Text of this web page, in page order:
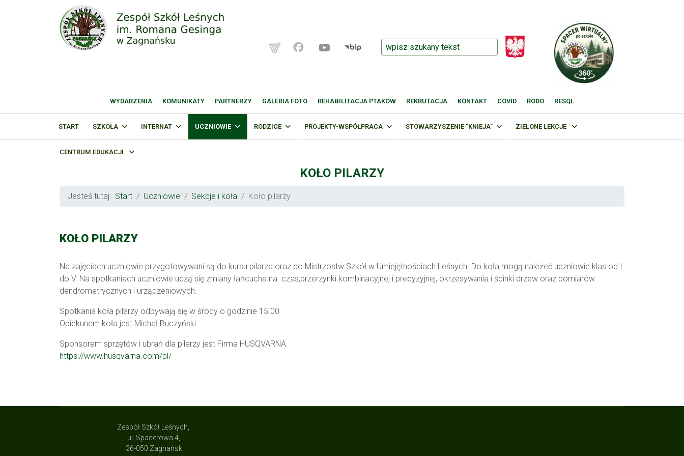
WYDARZENIA KOMUNIKATY PARTNERZY GALERIA FOTO REHABILITACJA PTAKÓW REKRUTACJA KONTAKT COVID RODO RESQL
START SZKOŁA INTERNAT UCZNIOWIE RODZICE PROJEKTY-WSPÓŁPRACA STOWARZYSZENIE "KNIEJA" ZIELONE LEKCJE
CENTRUM EDUKACJI
KOŁO PILARZY
Jesteś tutaj: Start Uczniowie Sekcje i koła Koło pilarzy
KOŁO PILARZY
Na zajęciach uczniowie przygotowywani są do kursu pilarza oraz do Mistrzostw Szkół w Umiejętnościach Leśnych. Do koła mogą należeć uczniowie klas od I
do V. Na spotkaniach uczniowie uczą się zmiany łańcucha na czas,przerzynki kombinacyjnej i precyzyjnej, okrzesywania i ścinki drzew oraz pomiarów
dendrometrycznych i urządzeniowych.
Spotkania koła pilarzy odbywają się w środy o godzinie 15.00
Opiekunem koła jest Michał Buczyński
Sponsorem sprzętów i ubrań dla pilarzy jest Firma HUSQVARNA.
https://www.husqvarna.com/pl/
Zespół Szkół Leśnych,
ul. Spacerowa 4,
26-050 Zagnańsk